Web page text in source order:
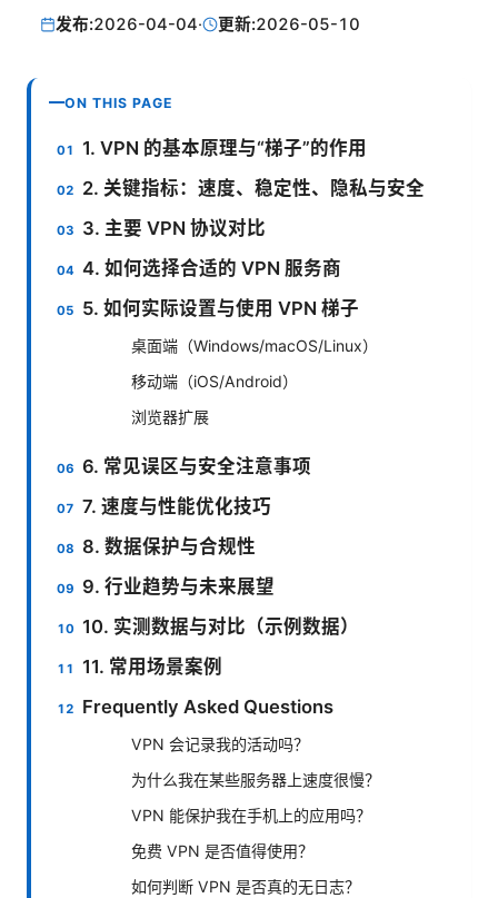
发布:2026-04-04· 更新:2026-05-10
ON THIS PAGE
1. VPN 的基本原理与“梯子”的作用
2. 关键指标：速度、稳定性、隐私与安全
3. 主要 VPN 协议对比
4. 如何选择合适的 VPN 服务商
5. 如何实际设置与使用 VPN 梯子
桌面端（Windows/macOS/Linux）
移动端（iOS/Android）
浏览器扩展
6. 常见误区与安全注意事项
7. 速度与性能优化技巧
8. 数据保护与合规性
9. 行业趋势与未来展望
10. 实测数据与对比（示例数据）
11. 常用场景案例
Frequently Asked Questions
VPN 会记录我的活动吗？
为什么我在某些服务器上速度很慢？
VPN 能保护我在手机上的应用吗？
免费 VPN 是否值得使用？
如何判断 VPN 是否真的无日志？